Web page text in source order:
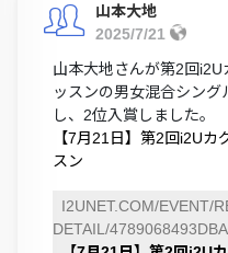
山本大地
2025/7/21
山本大地さんが第2回
ッスンの男女混合シン
し、2位入賞しました。
【7月21日】第2回i2U
スン
I2UNET.COM/EVENT/
DETAIL/